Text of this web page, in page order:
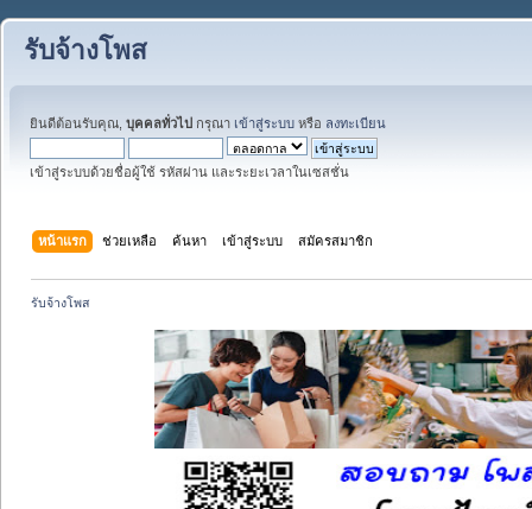
รับจ้างโพส
ยินดีต้อนรับคุณ, บุคคลทั่วไป กรุณา เข้าสู่ระบบ หรือ ลงทะเบียน
เข้าสู่ระบบด้วยชื่อผู้ใช้ รหัสผ่าน และระยะเวลาในเซสชั่น
หน้าแรก ช่วยเหลือ ค้นหา เข้าสู่ระบบ สมัครสมาชิก
รับจ้างโพส